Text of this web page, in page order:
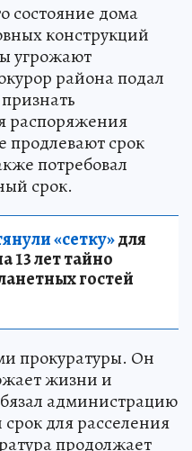
состояние дома
конструкций
угрожают
района подал
распоряжения
продлевают срок
потребовал
срок.
«сетку»для
13 лет тайно
гостей
прокуратуры. Он
жизни и
администрацию
для расселения
продолжает